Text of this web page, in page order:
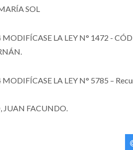
SOL
LA LEY N° 1472 -
LA LEY N° 5785 –
JUAN FACUNDO.